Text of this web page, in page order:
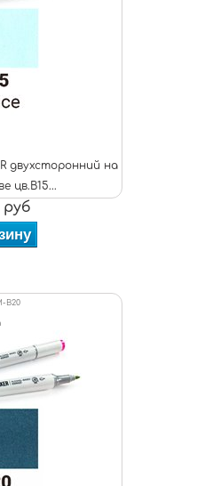
двухсторонний на
цв.B15...
руб
B20